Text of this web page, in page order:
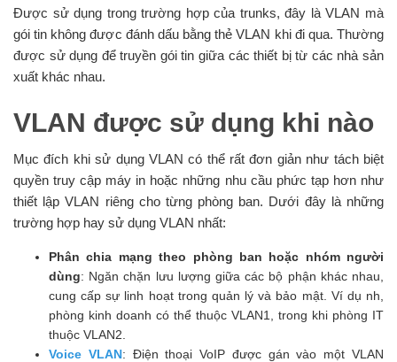
Được sử dụng trong trường hợp của trunks, đây là VLAN mà
gói tin không được đánh dấu bằng thẻ VLAN khi đi qua. Thường
được sử dụng để truyền gói tin giữa các thiết bị từ các nhà sản
xuất khác nhau.
VLAN được sử dụng khi nào
Mục đích khi sử dụng VLAN có thể rất đơn giản như tách biệt
quyền truy cập máy in hoặc những nhu cầu phức tạp hơn như
thiết lập VLAN riêng cho từng phòng ban. Dưới đây là những
trường hợp hay sử dụng VLAN nhất:
Phân chia mạng theo phòng ban hoặc nhóm người
dùng: Ngăn chặn lưu lượng giữa các bộ phận khác nhau,
cung cấp sự linh hoạt trong quản lý và bảo mật. Ví dụ nh,
phòng kinh doanh có thể thuộc VLAN1, trong khi phòng IT
thuộc VLAN2.
Voice VLAN: Điện thoại VoIP được gán vào một VLAN